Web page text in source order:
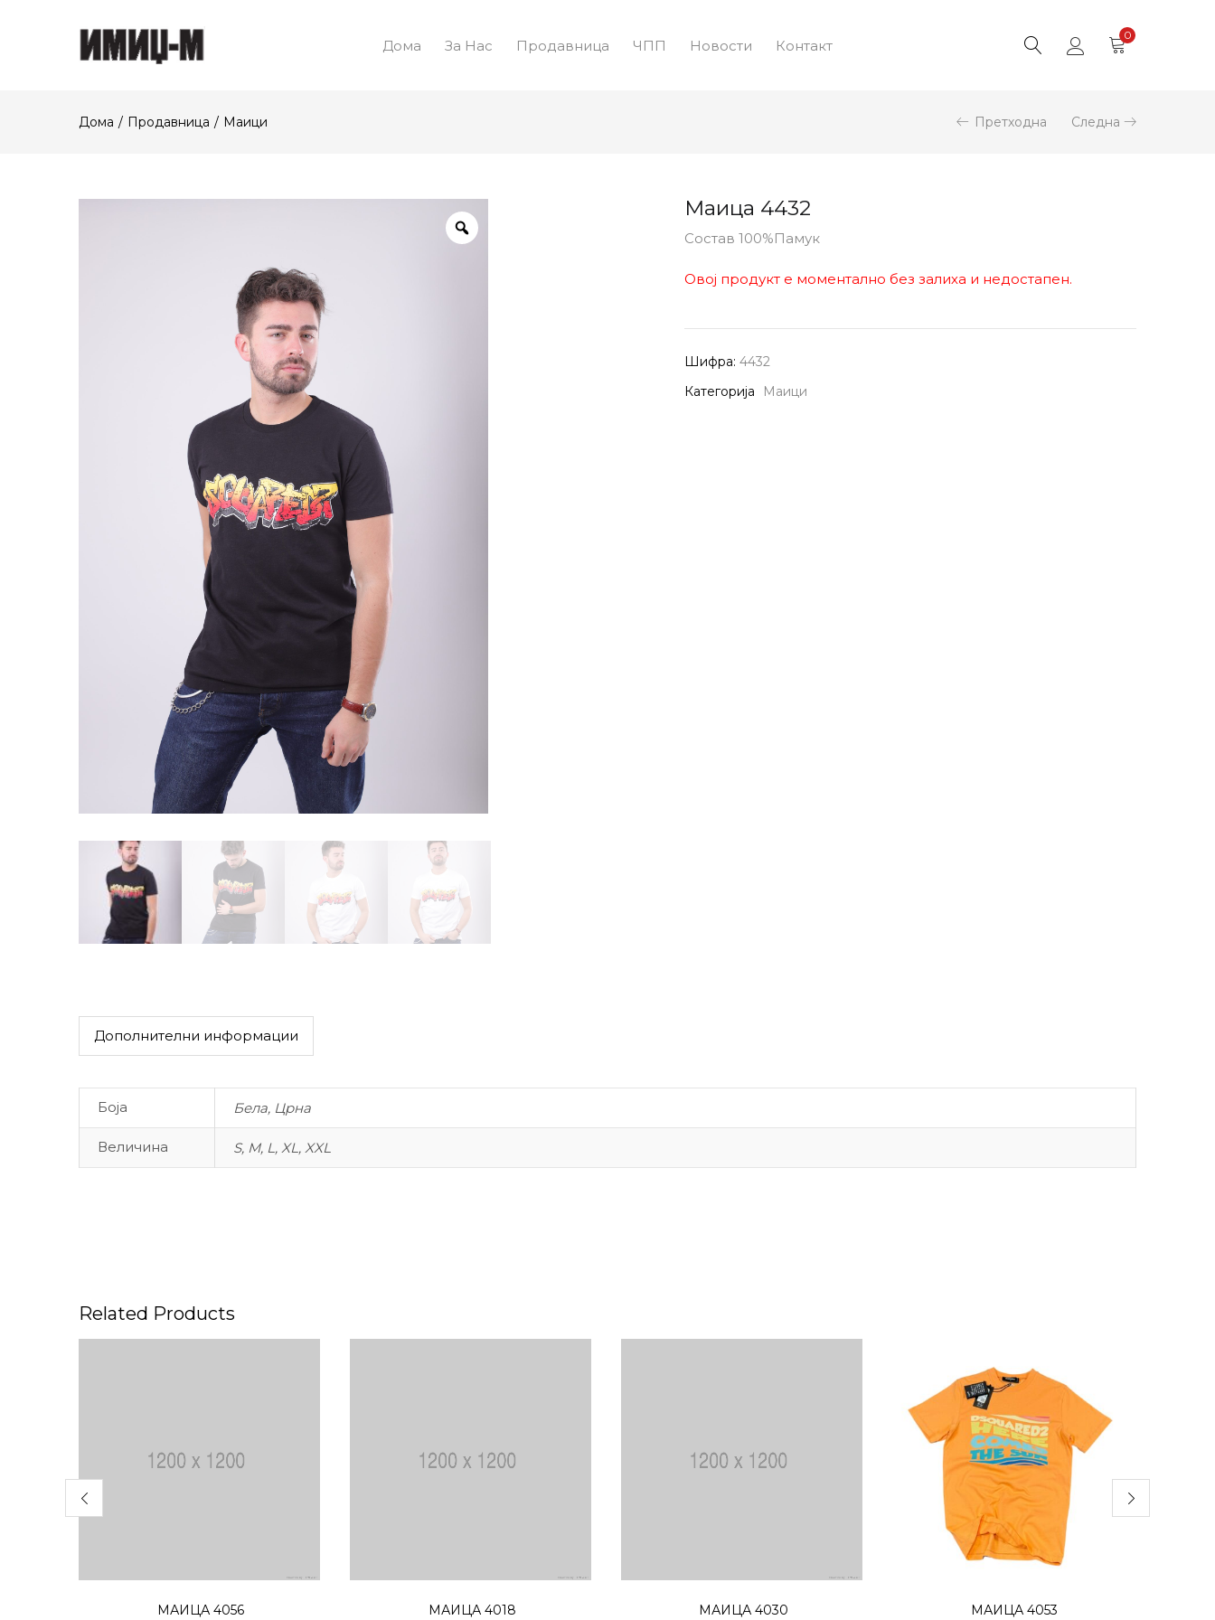
Дома За Нас Продавница ЧПП Новости Контакт
0
Дома Продавница Маици Претходна Следна
Маица 4432
Состав 100%Памук
Овој продукт е моментално без залиха и недостапен.
Шифра: 4432
Категорија
Маици
Дополнителни информации
Боја Бела, Црна
Величина S, M, L, XL, XXL
Related Products
МАИЦА 4056
МАИЦА 4018
МАИЦА 4030
МАИЦА 4053